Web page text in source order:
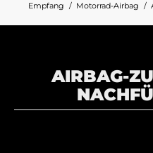
Empfang Motorrad-Airbag
AIRBAG-